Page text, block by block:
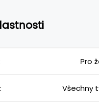
Pro
Všechny